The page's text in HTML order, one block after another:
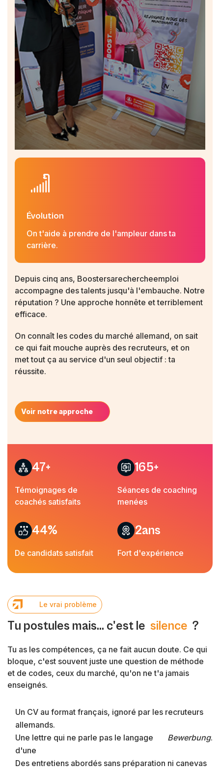
Évolution
On t'aide à prendre de l'ampleur dans ta
carrière.
Depuis cinq ans, Boostersarechercheemploi
accompagne des talents jusqu'à l'embauche. Notre
réputation ? Une approche honnête et terriblement
efficace.
On connaît les codes du marché allemand, on sait
ce qui fait mouche auprès des recruteurs, et on
met tout ça au service d'un seul objectif : ta
réussite.
Voir notre approche
86+
Témoignages de
coachés satisfaits
302+
Séances de coaching
menées
81%
De candidats satisfait
4ans
Fort d'expérience
Le vrai problème
Tu postules mais... c'est le silence ?
Tu as les compétences, ça ne fait aucun doute. Ce qui
bloque, c'est souvent juste une question de méthode
et de codes, ceux du marché, qu'on ne t'a jamais
enseignés.
Un CV au format français, ignoré par les recruteurs
allemands.
Une lettre qui ne parle pas le langage
d'une
Bewerbung.
Des entretiens abordés sans préparation ni canevas